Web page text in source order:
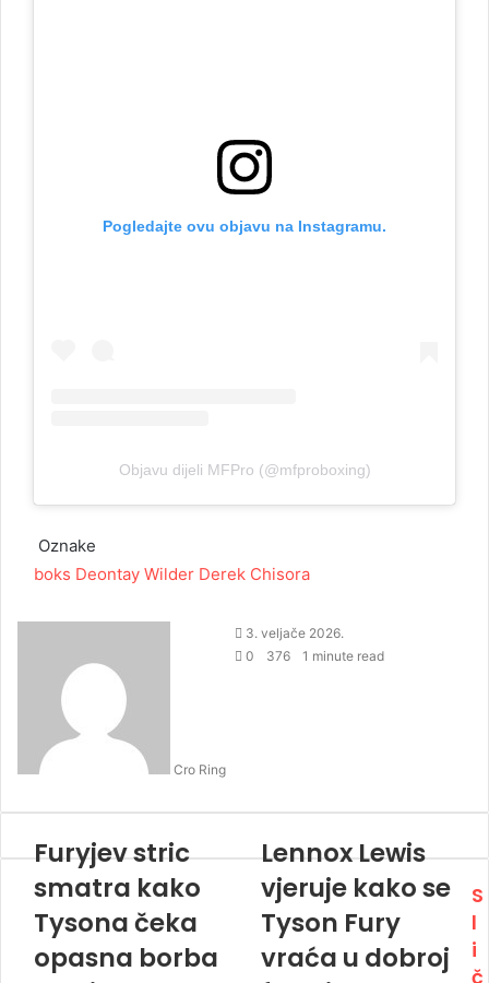
Pogledajte ovu objavu na Instagramu.
Objavu dijeli MFPro (@mfproboxing)
Oznake
boks Deontay Wilder Derek Chisora
Cro Ring
3. veljače 2026.
0
376 1 minute read
Furyjev stric
smatra kako
Tysona čeka
opasna borba
Lennox Lewis
vjeruje kako se
Tyson Fury
vraća u dobroj
S
l
i
č